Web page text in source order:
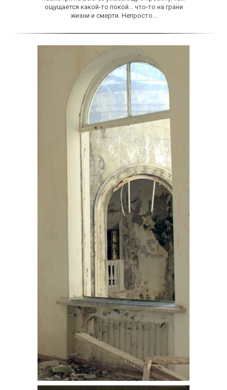
ощущается какой-то покой… что-то на грани
жизни и смерти. Непросто…